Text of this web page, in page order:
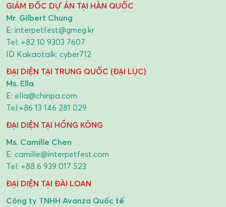
GIÁM ĐỐC DỰ ÁN TẠI HÀN QUỐC
Mr. Gilbert Chung
E: interpetfest@gmeg.kr
Tel: +82 10 9303 7607
ID Kakaotalk: cyber712
ĐẠI DIỆN TẠI TRUNG QUỐC (ĐẠI LỤC)
Ms. Ella
E: ella@chinpa.com
Tel:+86 13 146 281 029
ĐẠI DIỆN TẠI HỒNG KÔNG
Ms. Camille Chen
E: camille@interpetfest.com
Tel: +88 6 939 017 523
ĐẠI DIỆN TẠI ĐÀI LOAN
Công ty TNHH Avanza Quốc tế